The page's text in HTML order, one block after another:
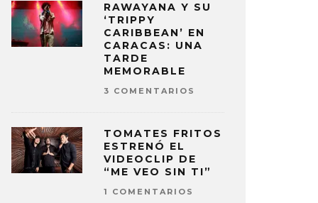
RAWAYANA Y SU
‘TRIPPY
CARIBBEAN’ EN
CARACAS: UNA
TARDE
MEMORABLE
3 COMENTARIOS
TOMATES FRITOS
ESTRENÓ EL
VIDEOCLIP DE
“ME VEO SIN TI”
1 COMENTARIOS